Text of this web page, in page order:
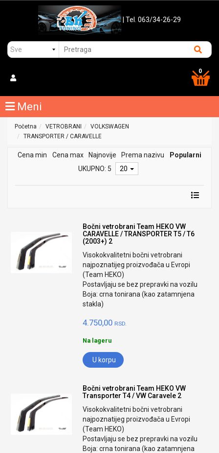
| Tel. 063/34-26-29
0
Meni
Početna VETROBRANI
VOLKSWAGEN
TRANSPORTER / CARAVELLE
Cena min Cena max Najnovije Prema nazivu
Popularni
UKUPNO: 5
20
Bočni vetrobrani Team HEKO VW
CARAVELLE / TRANSPORTER T5 / T6
(2003+) 2
Visokokvalitetni bočni vetrobrani
najpoznatijeg proizvođača u Evropi
(Team HEKO)
Postavljaju se bez prepravki na vozilu
Boja: crna tonirana (kao zatamnjena
stakla)
4.750,00 RSD.
Na lageru
U korpu
Bočni vetrobrani Team HEKO VW
Transporter T4 / VW Caravele 2
Visokokvalitetni bočni vetrobrani
najpoznatijeg proizvođača u Evropi
(Team HEKO)
Postavljaju se bez prepravki na vozilu
Boja: crna tonirana (kao zatamnjena